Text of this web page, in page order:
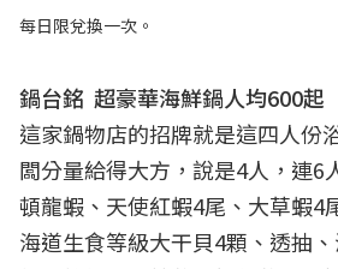
每日限兌換一次。
鍋台銘 超豪華海鮮鍋人均600起
這家鍋物店的招牌就是這四人份
闆分量給得大方，說是4人，連6
頓龍蝦、天使紅蝦4尾、大草蝦4
海道生食等級大干貝4顆、透抽